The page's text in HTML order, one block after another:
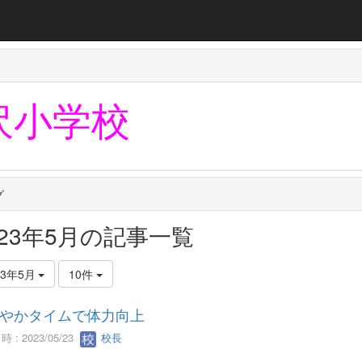
小学校
年5月の記事一覧
年5月 10件
かタイムで体力向上
: 2023/05/23 校長